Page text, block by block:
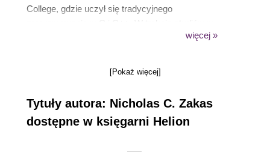
College, gdzie uczył się tradycyjnego
wolnym czasie poznawał świat sieci WWW i kodu
zatrudnić się jako webmaster w małej firmie
poznawać JavaScript, pracując nad aplikacjami
WWW.
więcej »
[Pokaż więcej]
Tytuły autora: Nicholas C. Zakas
dostępne w księgarni Helion